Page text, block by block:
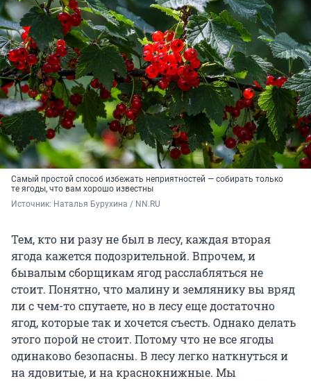
Самый простой способ избежать неприятностей — собирать только
те ягоды, что вам хорошо известны
Источник: Наталья Бурухина / NN.RU
Тем, кто ни разу не был в лесу, каждая вторая
ягода кажется подозрительной. Впрочем, и
бывалым сборщикам ягод расслабляться не
стоит. Понятно, что малину и землянику вы вряд
ли с чем-то спутаете, но в лесу еще достаточно
ягод, которые так и хочется съесть. Однако делать
этого порой не стоит. Потому что не все ягоды
одинаково безопасны. В лесу легко наткнуться и
на ядовитые, и на краснокнижные. Мы